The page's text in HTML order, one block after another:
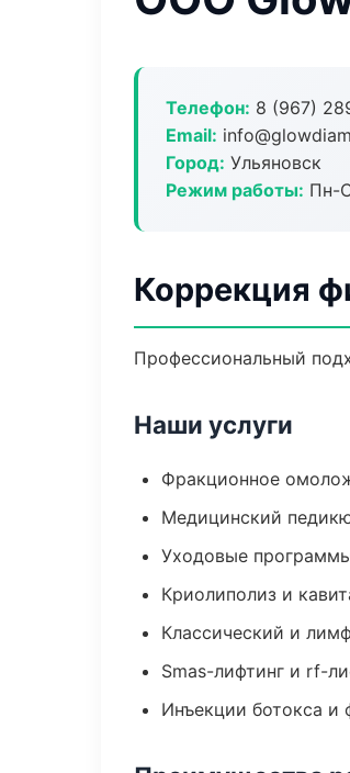
Телефон: 8 (967)
Email:
Город: Ульяновск
Режим работы: Пн-
Коррекция
Профессиональный
Наши услуги
Фракционное
Медицинский
Уходовые
Криолиполиз и
Классический и
Smas-лифтинг и rf-
Инъекции ботокса и